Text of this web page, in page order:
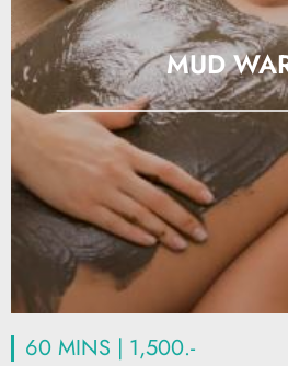
MUD
60 MINS | 1,500.-